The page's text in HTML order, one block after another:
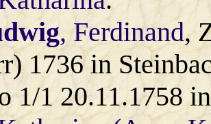
, Ferdinand,
1736 in
1/1 20.11.1758